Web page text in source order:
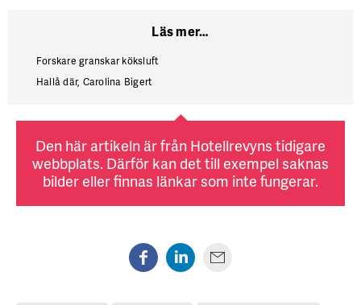
Läs mer…
Forskare granskar köksluft
Hallå där, Carolina Bigert
Den här artikeln är från Hotellrevyns tidigare
webbplats. Därför kan det till exempel saknas
bilder eller finnas länkar som inte fungerar.